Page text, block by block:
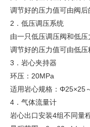
调节好的压力值可由阀
2．低压调压系统
由一只低压调压阀和低
调节好的压力值可由低
3．岩心夹持器
环压：20MPa
适用岩心规格：Φ25×25
4．气体流量计
岩心出口安装4组不同量